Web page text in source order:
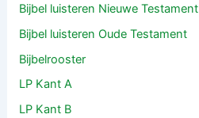
Bijbel luisteren Nieuwe Testament
Bijbel luisteren Oude Testament
Bijbelrooster
LP Kant A
LP Kant B